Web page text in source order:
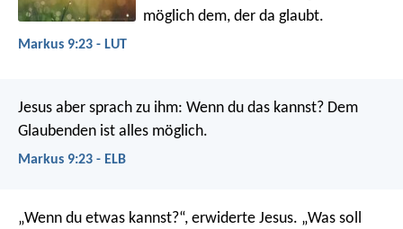
möglich dem, der da glaubt.
Markus 9:23 - LUT
Jesus aber sprach zu ihm: Wenn du das kannst? Dem
Glaubenden ist alles möglich.
Markus 9:23 - ELB
„Wenn du etwas kannst?“, erwiderte Jesus. „Was soll